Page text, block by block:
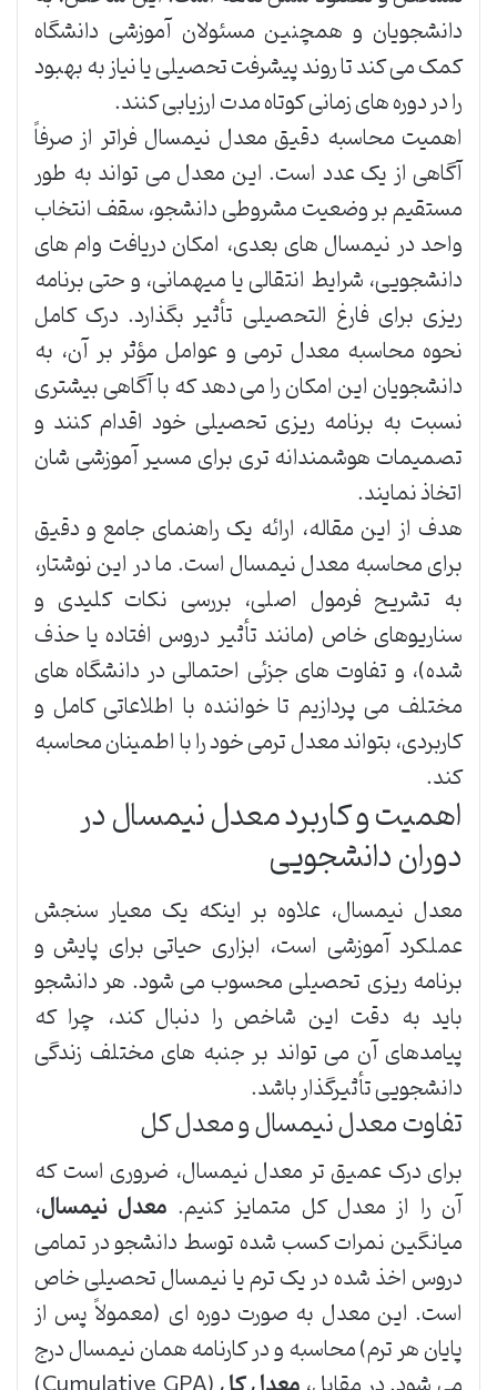
دانشجویان و همچنین مسئولان آموزشی دانشگاه
کمک می کند تا روند پیشرفت تحصیلی یا نیاز به بهبود
را در دوره های زمانی کوتاه مدت ارزیابی کنند.
اهمیت محاسبه دقیق معدل نیمسال فراتر از صرفاً
آگاهی از یک عدد است. این معدل می تواند به طور
مستقیم بر وضعیت مشروطی دانشجو، سقف انتخاب
واحد در نیمسال های بعدی، امکان دریافت وام های
دانشجویی، شرایط انتقالی یا میهمانی، و حتی برنامه
ریزی برای فارغ التحصیلی تأثیر بگذارد. درک کامل
نحوه محاسبه معدل ترمی و عوامل مؤثر بر آن، به
دانشجویان این امکان را می دهد که با آگاهی بیشتری
نسبت به برنامه ریزی تحصیلی خود اقدام کنند و
تصمیمات هوشمندانه تری برای مسیر آموزشی شان
اتخاذ نمایند.
هدف از این مقاله، ارائه یک راهنمای جامع و دقیق
برای محاسبه معدل نیمسال است. ما در این نوشتار،
به تشریح فرمول اصلی، بررسی نکات کلیدی و
سناریوهای خاص (مانند تأثیر دروس افتاده یا حذف
شده)، و تفاوت های جزئی احتمالی در دانشگاه های
مختلف می پردازیم تا خواننده با اطلاعاتی کامل و
کاربردی، بتواند معدل ترمی خود را با اطمینان محاسبه
کند.
اهمیت و کاربرد معدل نیمسال در
دوران دانشجویی
معدل نیمسال، علاوه بر اینکه یک معیار سنجش
عملکرد آموزشی است، ابزاری حیاتی برای پایش و
برنامه ریزی تحصیلی محسوب می شود. هر دانشجو
باید به دقت این شاخص را دنبال کند، چرا که
پیامدهای آن می تواند بر جنبه های مختلف زندگی
دانشجویی تأثیرگذار باشد.
تفاوت معدل نیمسال و معدل کل
برای درک عمیق تر معدل نیمسال، ضروری است که
آن را از معدل کل متمایز کنیم. معدل نیمسال،
میانگین نمرات کسب شده توسط دانشجو در تمامی
دروس اخذ شده در یک ترم یا نیمسال تحصیلی خاص
است. این معدل به صورت دوره ای (معمولاً پس از
پایان هر ترم) محاسبه و در کارنامه همان نیمسال درج